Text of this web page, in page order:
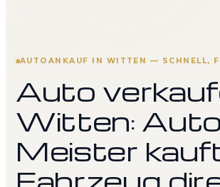
AUTOANKAUF IN WITTEN — SCHNELL,
Auto
Witten:
Meister